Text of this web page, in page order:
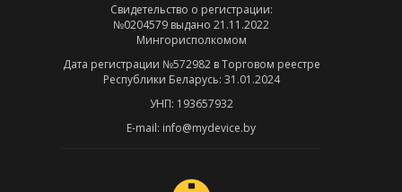
Свидетельство о регистрации:
№0204579 выдано 21.11.2022
Мингорисполкомом
Дата регистрации №572982 в Торговом реестре
Республики Беларусь: 31.01.2024
УНП: 193657932
E-mail: info@mydevice.by